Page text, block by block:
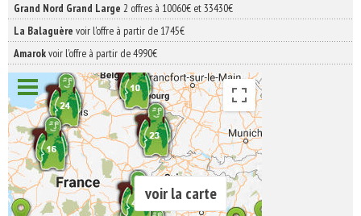
Grand Nord Grand Large 2 offres à 10060€ et 33430€
La Balaguère voir l'offre à partir de 1745€
Amarokvoir l'offre à partir de 4990€
voir la carte